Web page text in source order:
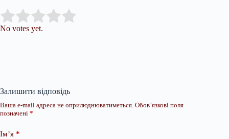
Rate this item:
No votes yet.
Залишити відповідь
Ваша e-mail адреса не оприлюднюватиметься. Обов’язкові поля
позначені *
Ім’я *